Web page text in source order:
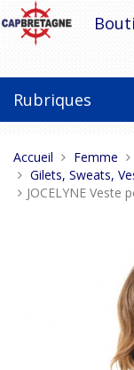
Aller
au
contenu
Rubriques
Vous
êtes
ici :
Accueil Femme
Gilets, Sweats,
JOCELYNE